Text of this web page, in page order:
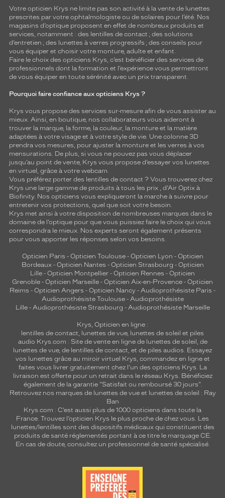
Votre opticien Krys ne limite pas son activité à la vente de lunettes
prescrites par votre ophtalmologiste ou de solaires pour l’été. Nos
magasins d’optique proposent en effet de nombreux produits et
services, notamment : des lentilles de contact ; des solutions
d’entretien ; des lunettes à verres progressifs ; des conseils pour
vous équiper et choisir votre monture, adulte et enfant.
Faire le choix des opticiens Krys, c’est bénéficier des services de
professionnels dont la formation et l’expérience vous permettront
de vous équiper en toute sérénité avec un prix transparent.
Pourquoi faire confiance aux opticiens Krys ?
Krys vous propose des services sur-mesure afin de vous assister au
mieux. Ainsi, en boutique, nos collaborateurs vous aideront à
trouver la marque, la forme, la couleur, la monture et la matière
adaptées à votre visage et à votre style de vie. Une colonne 3D
prendra vos mesures, pour ajuster la monture et les verres à vos
mensurations. De plus, si vous ne pouvez pas vous déplacer
jusqu’au point de vente, Krys vous propose d’essayer vos lunettes
en virtuel, grâce à votre webcam.
Vous préférez porter des lentilles de contact ? Vous trouverez chez
Krys une large gamme de produits à tous les prix , d’Air Optix à
Biofinity. Nos opticiens vous expliqueront la marche à suivre pour
entretenir vos protections, quel que soit votre besoin.
Krys met ainsi à votre disposition de nombreuses marques dans le
domaine de l’optique pour que vous puissiez faire le choix qui vous
correspondra le mieux. Nos experts seront également présents
pour vous apporter les réponses selon vos besoins.
Opticien Paris - Opticien Toulouse- Opticien Lyon - Opticien
Bordeaux- Opticien Nantes - Opticien Strasbourg - Opticien
Lille - Opticien Montpellier - Opticien Rennes - Opticien
Grenoble - Opticien Marseille - Opticien Aix-en-Provence - Opticien
Reims - Opticien Angers - Opticien Nancy - Audioprothésiste Paris -
Audioprothésiste Toulouse- Audioprothésiste
Lille- Audioprothésiste Strasbourg - Audioprothésiste Marseille
Krys, Opticien en ligne :
lentilles de contact, lunettes de vue, lunettes de soleil et piles
audio Krys.com : Site de vente en ligne de lunettes de soleil, de
lunettes de vue, de lentilles de contact, et de piles audios. Essayez
vos lunettes grâce au miroir virtuel Krys, commandez en ligne et
faites vous livrer gratuitement chez l'un des opticiens Krys. La
livraison est offerte pour un retrait dans le réseau Krys. Bénéficiez
également de la garantie "Satisfait ou remboursé 30 jours".
Retrouvez nos marques de lunettes de vue et lunettes de soleil : Ray
Ban
Krys.com : C’est aussi plus de 1000 opticiens dans toute la
France. Trouvez l’opticien Krys le plus proche de chez vous. Les
lunettes/lentilles sont des dispositifs médicaux qui constituent des
produits de santé réglementés portant à ce titre le marquage CE.
En cas de doute, consultez un professionnel de santé spécialisé.